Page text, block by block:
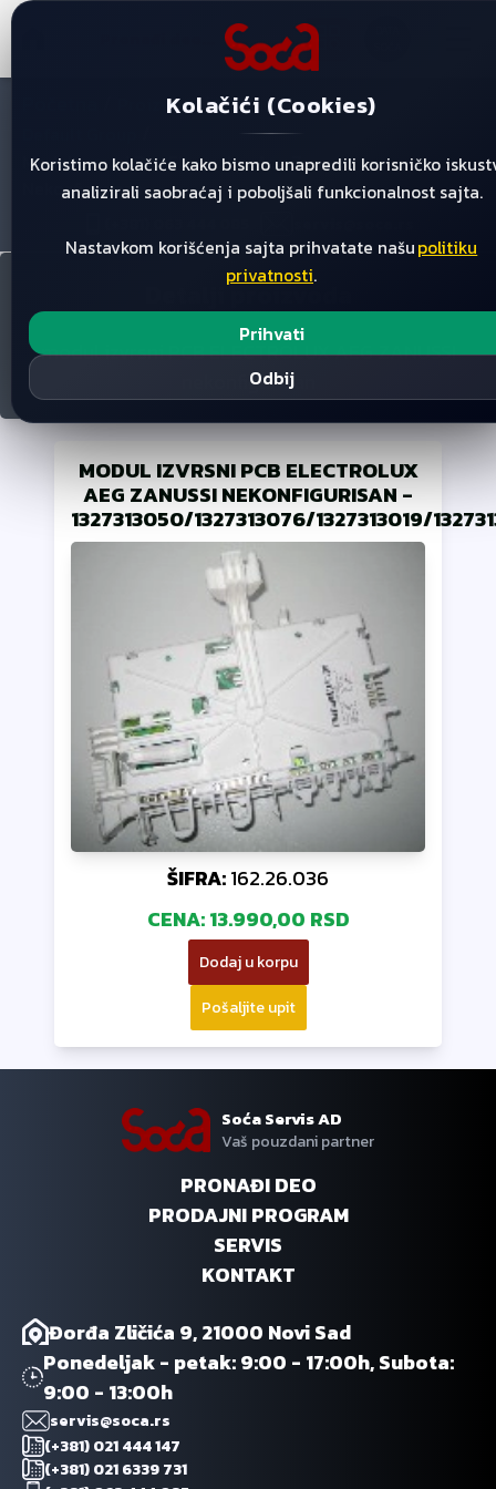
Proizvodi / Default Category /
Modul Izvrsni Pcb Electrolux Aeg Zanussi
Nekonfigurisan
Kolačići (Cookies)
Koristimo kolačiće kako bismo unapredili korisničko
analizirali saobraćaj i poboljšali funkcionalnost sajta.
Nastavkom korišćenja sajta prihvatate našupolitiku
privatnosti.
Prihvati
Odbij
Detalji proizvoda
modul izvrsni PCB ELECTROLUX AEG ZANUSSI
nekonfigurisan
MODUL IZVRSNI PCB ELECTROLUX
AEG ZANUSSI NEKONFIGURISAN -
1327313050/1327313076/1327313019/
ŠIFRA:162.26.036
CENA: 13.990,00 RSD
Dodaj u korpu
Pošaljite upit
Soća Servis AD
Vaš pouzdani partner
PRONAĐI DEO
PRODAJNI PROGRAM
SERVIS
KONTAKT
Đorđa Zličića 9, 21000 Novi Sad
Ponedeljak - petak: 9:00 - 17:00h, Subota:
9:00 - 13:00h
servis@soca.rs
(+381) 021 444 147
(+381) 021 6339 731